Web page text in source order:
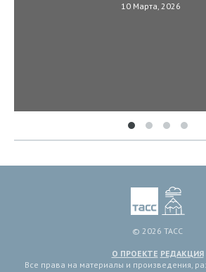
10 Марта, 2026
© 2026 ТАСС
О ПРОЕКТЕ РЕДАКЦИЯ
Все права на материалы и произведения,